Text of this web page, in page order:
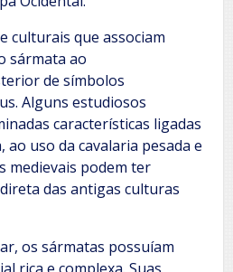
culturais que associam
sármata ao
de símbolos
Alguns estudiosos
características ligadas
ao uso da cavalaria pesada e
medievais podem ter
das antigas culturas
os sármatas possuíam